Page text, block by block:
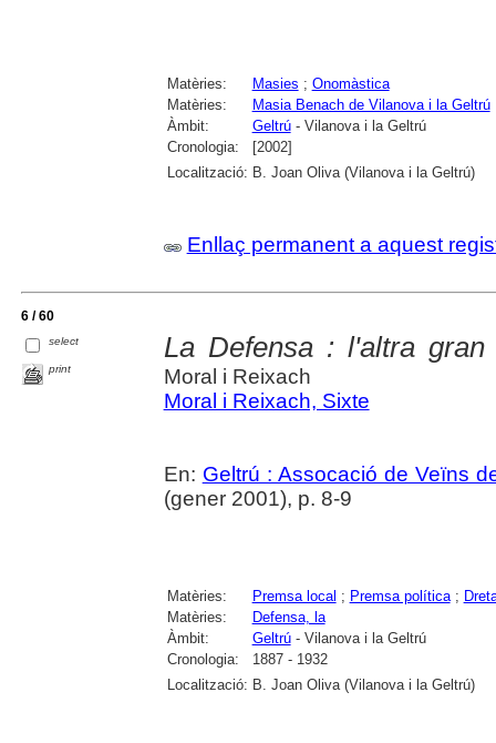
Matèries: Masies ; Onomàstica
Matèries:
Masia Benach de Vilanova i la Geltrú
Àmbit:
Geltrú- Vilanova i la Geltrú
Cronologia:
[2002]
Localització: B. Joan Oliva (Vilanova i la Geltrú)
Enllaç permanent a aquest
6 / 60
select
print
La Defensa : l'altra
Moral i Reixach
Moral i Reixach, Sixte
En: Geltrú : Assocació de Veïns
(gener 2001), p. 8-9
Matèries: Premsa local ; Premsa política;
Matèries:
Defensa, la
Àmbit:
Geltrú- Vilanova i la Geltrú
Cronologia:
1887 - 1932
Localització: B. Joan Oliva (Vilanova i la Geltrú)